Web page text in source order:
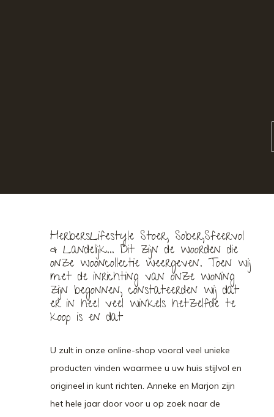
HerbersLifestyle Stoer, Sober,Sfeervol
& Landelijk... Dit zijn de woorden die
onze wooncollectie weergeven. Toen wij
met de inrichting van onze woning
zijn begonnen, constateerden wij dat
er in heel veel winkels hetzelfde te
koop is en dat
U zult in onze online-shop vooral veel unieke
producten vinden waarmee u uw huis stijlvol en
origineel in kunt richten. Anneke en Marjon zijn
het hele jaar door voor u op zoek naar de